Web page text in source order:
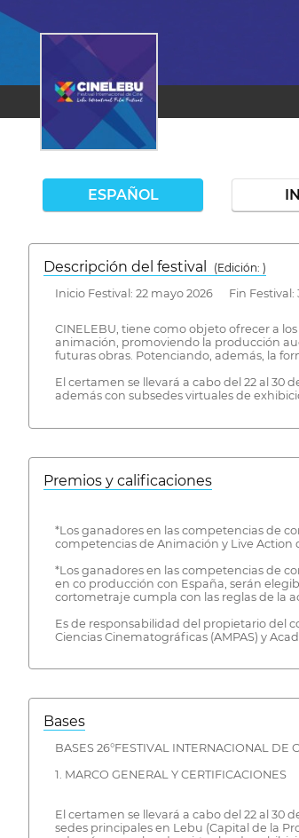
ESPAÑOL
Descripción del festival
( Edición: )
Inicio Festival: 22 mayo 2026 Fin Festival:
CINELEBU, tiene como objeto ofrecer a
animación, promoviendo la producción
futuras obras. Potenciando, además, la
El certamen se llevará a cabo del 22 al 30
además con subsedes virtuales de
Premios y calificaciones
*Los ganadores en las competencias de
competencias de Animación y Live Action
*Los ganadores en las competencias de
en co producción con España, serán
cortometraje cumpla con las reglas de la
Es de responsabilidad del propietario del
Ciencias Cinematográficas (AMPAS) y
Bases
BASES 26°FESTIVAL INTERNACIONAL DE
1. MARCO GENERAL Y CERTIFICACIONES
El certamen se llevará a cabo del 22 al 30
sedes principales en Lebu (Capital de la